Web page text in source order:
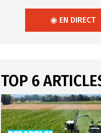
◉ EN DIRECT
TOP 6